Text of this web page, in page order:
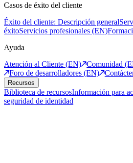
Casos de éxito del cliente
Éxito del cliente: Descripción general
éxitoServicios profesionales (EN)
Ayuda
Atención al Cliente (EN)
Comunidad
Foro de desarrolladores (EN)
Recursos
Biblioteca de recursosInformación para
seguridad de identidad